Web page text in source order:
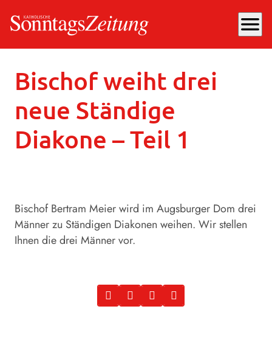
menu
Freitag, 11.10.2024, 10:22 Uhr
Bischof weiht drei
neue Ständige
Diakone – Teil 1
Bischof Bertram Meier wird im Augsburger Dom drei
Männer zu Ständigen Diakonen weihen. Wir stellen
Ihnen die drei Männer vor.